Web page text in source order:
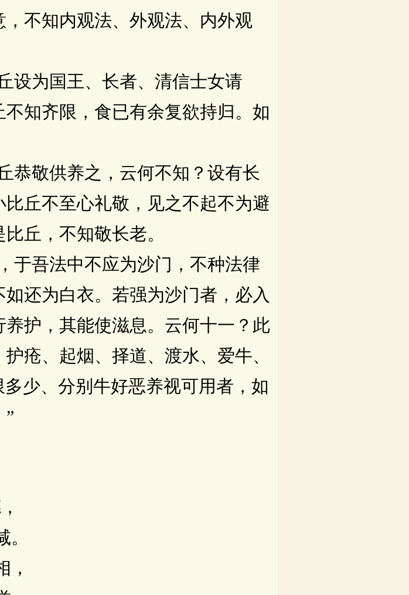
不知内观法、外观法、内外观
为国王、长者、清信士女请
知齐限，食已有余复欲持归。如
敬供养之，云何不知？设有长
丘不至心礼敬，见之不起不为避
丘，不知敬长老。
吾法中不应为沙门，不种法律
还为白衣。若强为沙门者，必入
护，其能使滋息。云何十一？此
疮、起烟、择道、渡水、爱牛、
少、分别牛好恶养视可用者，如
”